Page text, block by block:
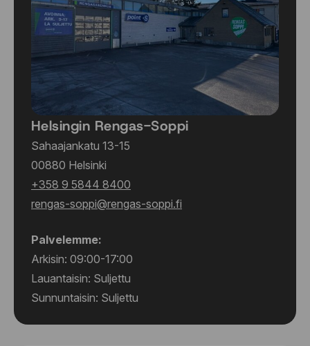
Helsingin Rengas-Soppi
Sahaajankatu 13-15
00880 Helsinki
+358 9 5844 8400
rengas-soppi@rengas-soppi.fi
Palvelemme:
Arkisin: 09:00-17:00
Lauantaisin: Suljettu
Sunnuntaisin: Suljettu